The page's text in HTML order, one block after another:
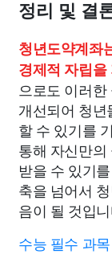
정리 및 결
청년도약계좌
경제적 자립
으로도 이러
개선되어 청
할 수 있기를
통해 자신만
받을 수 있기
축을 넘어서
음이 될 것입
수능 필수 과목